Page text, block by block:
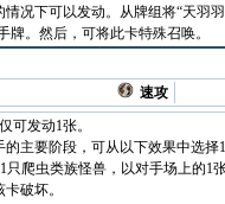
况下可以发动。从牌组将“天羽
牌。然后，可将此卡特殊召唤。
速攻
可发动1张。
主要阶段，可从以下效果中选择1
只爬虫类族怪兽，以对手场上的1
破坏。